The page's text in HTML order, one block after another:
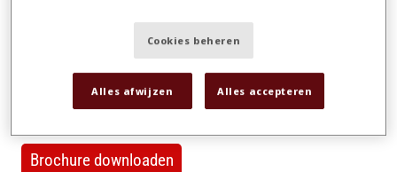
SigmaUNFOLD kan uw fabricageproces transformeren
Brochure downloaden
Cookies beheren
Alles afwijzen Alles accepteren